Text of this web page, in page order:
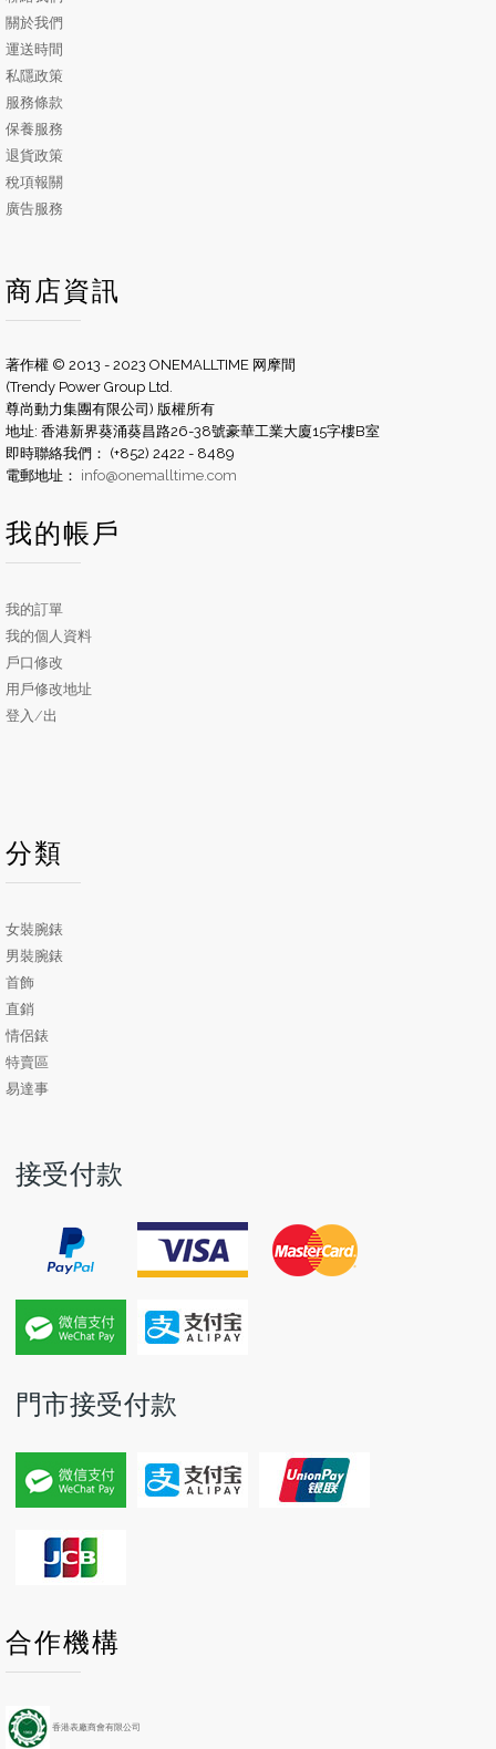
關於我們
運送時間
私隱政策
服務條款
保養服務
退貨政策
稅項報關
廣告服務
商店資訊
著作權 © 2013 - 2023 ONEMALLTIME 网摩間
(Trendy Power Group Ltd.
尊尚動力集團有限公司) 版權所有
地址: 香港新界葵涌葵昌路26-38號豪華工業大廈15字樓B室
即時聯絡我們： (+852) 2422 - 8489
電郵地址： info@onemalltime.com
我的帳戶
我的訂單
我的個人資料
戶口修改
用戶修改地址
登入/出
分類
女裝腕錶
男裝腕錶
首飾
直銷
情侶錶
特賣區
易達事
接受付款
門市接受付款
合作機構
香港表廠商會有限公司
r
e
o
r
e
i
o
N
e
x
Y
e
N
e
x